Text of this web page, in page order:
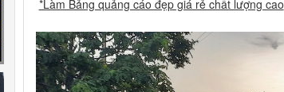
*Làm Bảng quảng cáo đẹp giá rẻ chất lượng cao